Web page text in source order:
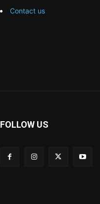
Contact us
FOLLOW US